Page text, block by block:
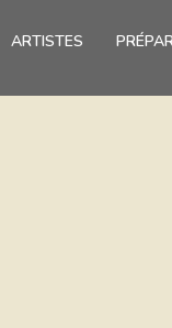
ARTISTES